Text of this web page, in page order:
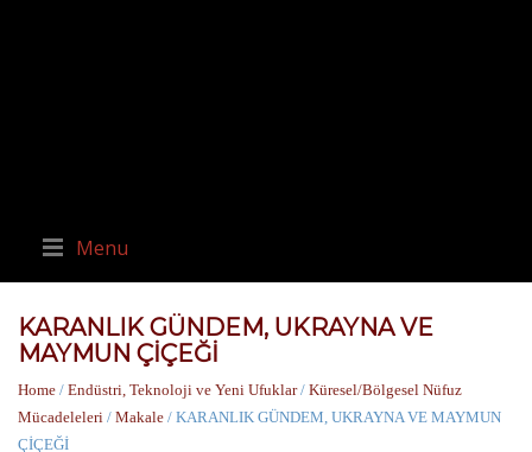
Menu
KARANLIK GÜNDEM, UKRAYNA VE
MAYMUN ÇİÇEĞİ
Home / Endüstri, Teknoloji ve Yeni Ufuklar/ Küresel/Bölgesel Nüfuz
Mücadeleleri / Makale / KARANLIK GÜNDEM, UKRAYNA VE MAYMUN
ÇİÇEĞİ